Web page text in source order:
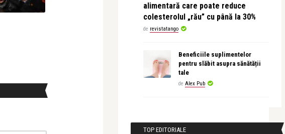
alimentară care poate reduce
colesterolul „rău” cu până la 30%
de revistatango
Beneficiile suplimentelor
pentru slăbit asupra sănătății
tale
de Alex Pub
TOP EDITORIALE